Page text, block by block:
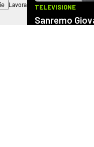
Lavora con noi